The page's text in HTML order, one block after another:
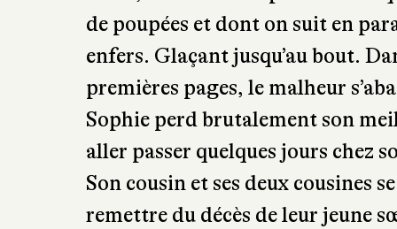
de poupées et dont on suit en
enfers. Glaçant jusqu’au bout.
premières pages, le malheur
Sophie perd brutalement son
aller passer quelques jours chez
Son cousin et ses deux cousines
remettre du décès de leur jeune